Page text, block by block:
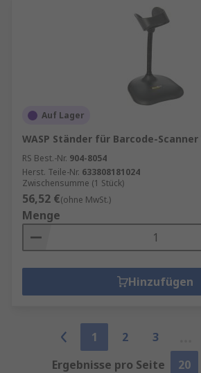
Auf Lager
WASP Ständer für Barcode-Scanner
RS Best.-Nr. 904-8054
Herst. Teile-Nr. 633808181024
Zwischensumme (1 Stück)
56,52 €(ohne MwSt.)
Menge
Hinzufügen
1 2 3
Ergebnisse pro Seite
20